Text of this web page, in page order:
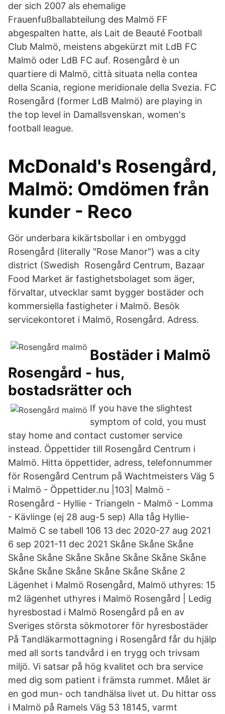
der sich 2007 als ehemalige
Frauenfußballabteilung des Malmö FF
abgespalten hatte, als Lait de Beauté Football
Club Malmö, meistens abgekürzt mit LdB FC
Malmö oder LdB FC auf. Rosengård è un
quartiere di Malmö, città situata nella contea
della Scania, regione meridionale della Svezia. FC
Rosengård (former LdB Malmö) are playing in
the top level in Damallsvenskan, women's
football league.
McDonald's Rosengård,
Malmö: Omdömen från
kunder - Reco
Gör underbara kikärtsbollar i en ombyggd
Rosengård (literally "Rose Manor") was a city
district (Swedish Rosengård Centrum, Bazaar
Food Market är fastighetsbolaget som äger,
förvaltar, utvecklar samt bygger bostäder och
kommersiella fastigheter i Malmö. Besök
servicekontoret i Malmö, Rosengård. Adress.
Bostäder i Malmö
Rosengård - hus,
bostadsrätter och
If you have the slightest
symptom of cold, you must
stay home and contact customer service
instead. Öppettider till Rosengård Centrum i
Malmö. Hitta öppettider, adress, telefonnummer
för Rosengård Centrum på Wachtmeisters Väg 5
i Malmö - Öppettider.nu |103| Malmö -
Rosengård - Hyllie - Triangeln - Malmö - Lomma
- Kävlinge (ej 28 aug-5 sep) Alla tåg Hyllie-
Malmö C se tabell 106 13 dec 2020-27 aug 2021
6 sep 2021-11 dec 2021 Skåne Skåne Skåne
Skåne Skåne Skåne Skåne Skåne Skåne Skåne
Skåne Skåne Skåne Skåne Skåne Skåne 2
Lägenhet i Malmö Rosengård, Malmö uthyres: 15
m2 lägenhet uthyres i Malmö Rosengård | Ledig
hyresbostad i Malmö Rosengård på en av
Sveriges största sökmotorer för hyresbostäder
På Tandläkarmottagning i Rosengård får du hjälp
med all sorts tandvård i en trygg och trivsam
miljö. Vi satsar på hög kvalitet och bra service
med dig som patient i främsta rummet. Målet är
en god mun- och tandhälsa livet ut. Du hittar oss
i Malmö på Ramels Väg 53 18145, varmt